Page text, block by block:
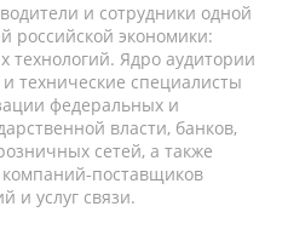
и сотрудники одной
российской экономики:
Ядро аудитории
технические специалисты
федеральных и
власти, банков,
сетей, а также
компаний-поставщиков
и услуг связи.